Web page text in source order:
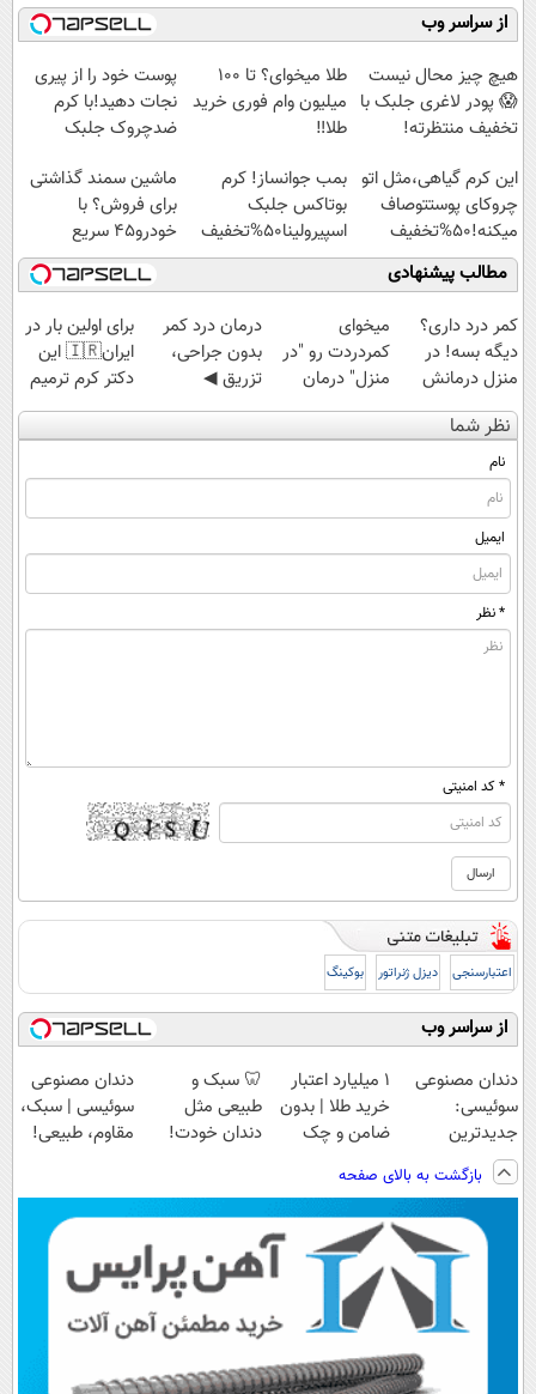
میلیاردر شد.
آموزش رایگان
موثر(تخفیف تا
امشب)
رایگان درآمد
میلیاردی)
کنید!
◗پرسش‌نامه◖
از سراسر وب
هیچ چیز محال نیست
😱 پودر لاغری جلبک با
تخفیف منتظرته!
طلا میخوای؟ تا 100
میلیون وام فوری خرید
طلا‼️
پوست خود را از پیری
نجات دهید!با کرم
ضدچروک جلبک
این کرم گیاهی،مثل اتو
چروکای پوستتوصاف
میکنه!50%تخفیف
بمب جوانساز! کرم
بوتاکس جلبک
اسپیرولینا50%تخفیف
ماشین سمند گذاشتی
برای فروش؟ با
خودرو45 سریع
بفروش
مطالب پیشنهادی
کمر درد داری؟
دیگه بسه! در
منزل درمانش
کن
(◀پرسش‌نامه)
میخوای
کمردردت رو "در
منزل" درمان
کنی؟ (◂فیلم +
◂پرسش‌نامه)
درمان درد کمر
بدون جراحی،
تزریق ◀
پرسش‌نامه رو پر
کن ▶
برای اولین بار در
ایران🇮🇷 این
دکتر کرم ترمیم
کننده 23 روزه
ساخت!
نظر شما
نام
ایمیل
* نظر
* کد امنیتی
اعتبارسنجی دیزل ژنراتور بوکینگ
از سراسر وب
دندان مصنوعی
سوئیسی:
جدیدترین
فناوری اروپا،
سبک و مقاوم |
پرداخت قسطی
۱ میلیارد اعتبار
خرید طلا | بدون
ضامن و چک
🦷 سبک و
طبیعی مثل
دندان خودت!
💳 📍 تهران
دندان مصنوعی
سوئیسی | سبک،
مقاوم، طبیعی!
اقساطی😍
بازگشت به بالای صفحه